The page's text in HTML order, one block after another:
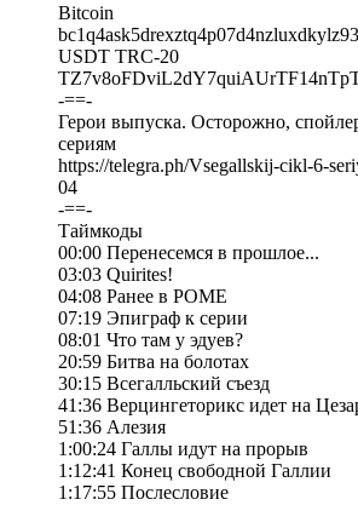
Bitcoin
USDT TRC-20
-==-
Герои выпуска. Осторожно,
сериям
https://telegra.ph/Vsegallskij-cikl-6-
04
-==-
Таймкоды
00:00 Перенесемся в прошлое...
03:03 Quirites!
04:08 Ранее в РОМЕ
07:19 Эпиграф к серии
08:01 Что там у эдуев?
20:59 Битва на болотах
30:15 Всегалльский съезд
41:36 Верцингеторикс идет на
51:36 Алезия
1:00:24 Галлы идут на прорыв
1:12:41 Конец свободной Галлии
1:17:55 Послесловие